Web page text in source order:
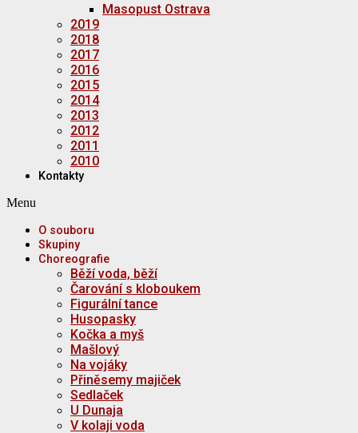
Masopust Ostrava
2019
2018
2017
2016
2015
2014
2013
2012
2011
2010
Kontakty
Menu
O souboru
Skupiny
Choreografie
Běží voda, běží
Čarování s kloboukem
Figurální tance
Husopasky
Kočka a myš
Mašlový
Na vojáky
Přiněsemy majiček
Sedlaček
U Dunaja
V kolaji voda